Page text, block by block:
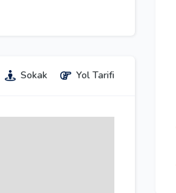
Sokak Yol Tarifi